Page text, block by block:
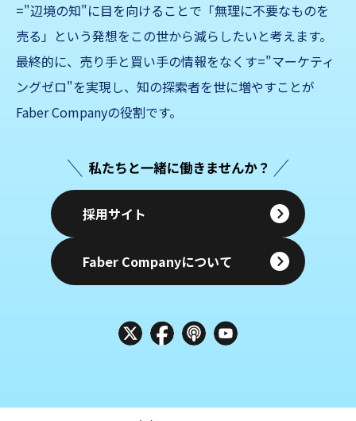
="辺境の知"に目を向けることで「無理に不要なものを
売る」 という発想をこの世から減らしたいと考えます。
最終的に、売り手と買い手の情報をなくす="マーケティ
ングゼロ"を実現し、知の探索者を世に増やすことが
Faber Companyの役割です。
採用サイト
Faber Companyについて